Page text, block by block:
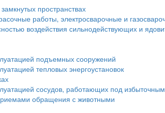
пространствах
работы, электросварочные и
воздействия сильнодействующих и
подъемных сооружений
тепловых энергоустановок
сосудов, работающих под
обращения с животными